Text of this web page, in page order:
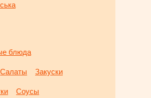
блюда
Салаты Закуски
Соусы